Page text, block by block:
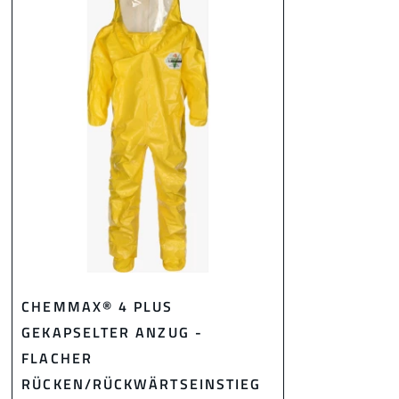
CHEMMAX® 4 PLUS
GEKAPSELTER ANZUG -
FLACHER
RÜCKEN/RÜCKWÄRTSEINSTIEG